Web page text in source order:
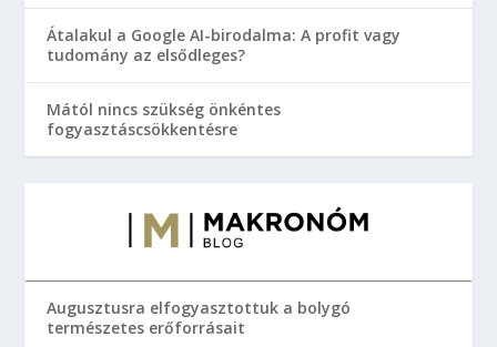
Átalakul a Google AI-birodalma: A profit vagy
tudomány az elsődleges?
Mától nincs szükség önkéntes
fogyasztáscsökkentésre
Augusztusra elfogyasztottuk a bolygó
természetes erőforrásait